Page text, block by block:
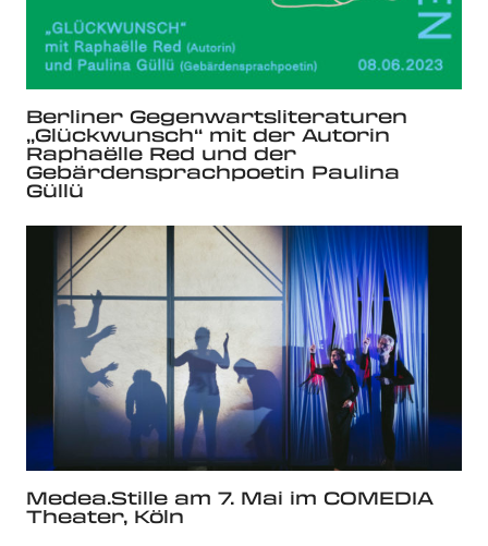
Berliner Gegenwartsliteraturen
„Glückwunsch“ mit der Autorin
Raphaëlle Red und der
Gebärdensprachpoetin Paulina
Güllü
Medea.Stille am 7. Mai im COMEDIA
Theater, Köln